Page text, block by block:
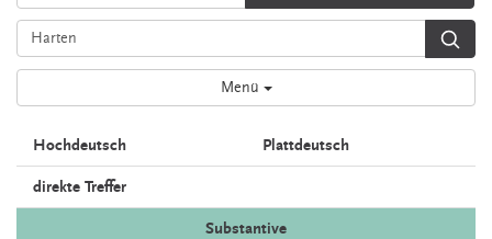
Menü
Hochdeutsch Plattdeutsch
direkte Treffer
Substantive